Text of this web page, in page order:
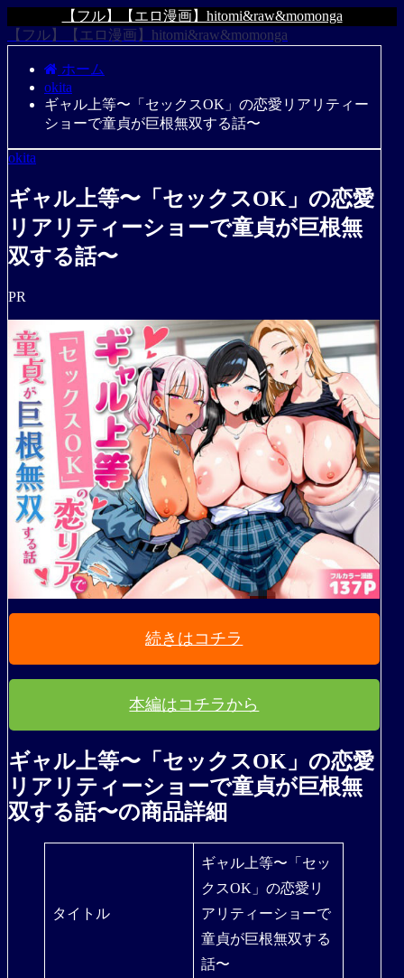
【フル】【エロ漫画】hitomi&raw&momonga
【フル】【エロ漫画】hitomi&raw&momonga
ホーム
okita
ギャル上等〜「セックスOK」の恋愛リアリティー
ショーで童貞が巨根無双する話〜
okita
ギャル上等〜「セックスOK」の恋愛
リアリティーショーで童貞が巨根無
双する話〜
PR
続きはコチラ
本編はコチラから
ギャル上等〜「セックスOK」の恋愛
リアリティーショーで童貞が巨根無
双する話〜の商品詳細
タイトル
ギャル上等〜「セッ
クスOK」の恋愛リ
アリティーショーで
童貞が巨根無双する
話〜